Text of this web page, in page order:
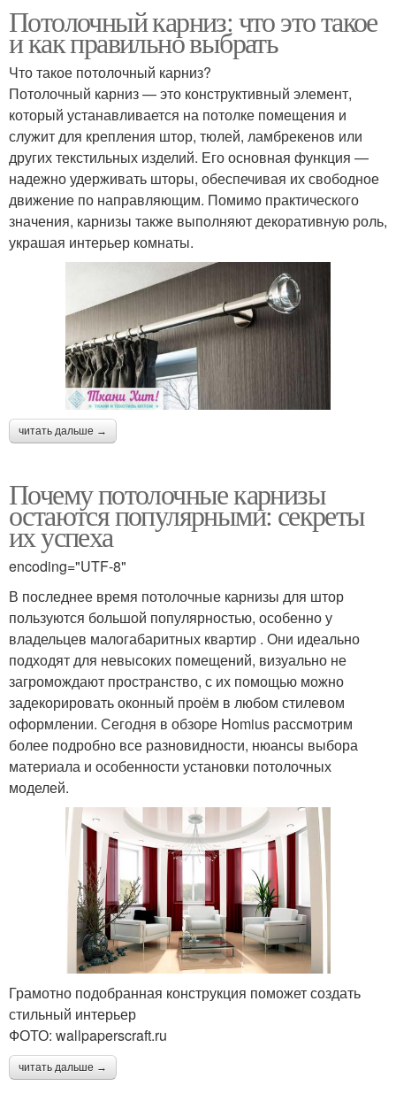
Потолочный карниз: что это такое
и как правильно выбрать
Что такое потолочный карниз?
Потолочный карниз — это конструктивный элемент,
который устанавливается на потолке помещения и
служит для крепления штор, тюлей, ламбрекенов или
других текстильных изделий. Его основная функция —
надежно удерживать шторы, обеспечивая их свободное
движение по направляющим. Помимо практического
значения, карнизы также выполняют декоративную роль,
украшая интерьер комнаты.
читать дальше →
Почему потолочные карнизы
остаются популярными: секреты
их успеха
encoding="UTF-8"
В последнее время потолочные карнизы для штор
пользуются большой популярностью, особенно у
владельцев малогабаритных квартир . Они идеально
подходят для невысоких помещений, визуально не
загромождают пространство, с их помощью можно
задекорировать оконный проём в любом стилевом
оформлении. Сегодня в обзоре Homius рассмотрим
более подробно все разновидности, нюансы выбора
материала и особенности установки потолочных
моделей.
Грамотно подобранная конструкция поможет создать
стильный интерьер
ФОТО: wallpaperscraft.ru
читать дальше →